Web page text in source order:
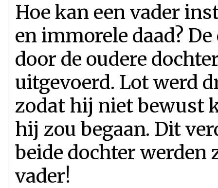
Hoe kan een vader
en immorele daad?
door de oudere
uitgevoerd. Lot werd
zodat hij niet bewust
hij zou begaan. Dit
beide dochter werden
vader!